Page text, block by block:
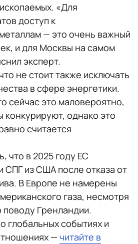
«Для
доступ к
— это очень важный
и для Москвы на самом
эксперт.
не стоит также исключать
в сфере энергетики.
сейчас это маловероятно,
конкурируют, однако это
считается
что в 2025 году ЕС
СПГ из США после отказа от
В Европе не намерены
газа, несмотря
поводу Гренландии.
глобальных событиях и
— читайте в